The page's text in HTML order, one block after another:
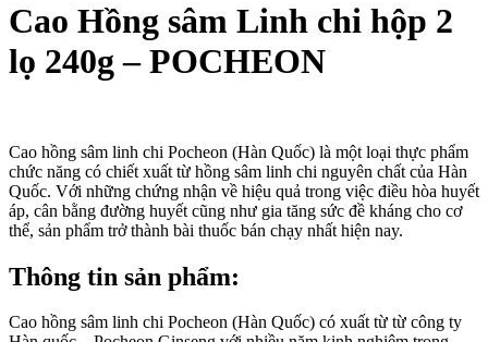
Cao Hồng sâm Linh chi hộp 2
lọ 240g – POCHEON
Cao hồng sâm linh chi Pocheon (Hàn Quốc) là một loại thực phẩm
chức năng có chiết xuất từ hồng sâm linh chi nguyên chất của Hàn
Quốc. Với những chứng nhận về hiệu quả trong việc điều hòa huyết
áp, cân bằng đường huyết cũng như gia tăng sức đề kháng cho cơ
thể, sản phẩm trở thành bài thuốc bán chạy nhất hiện nay.
Thông tin sản phẩm:
Cao hồng sâm linh chi Pocheon (Hàn Quốc) có xuất từ từ công ty